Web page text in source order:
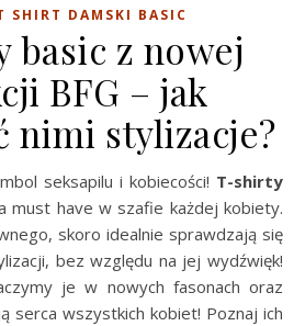
SHIRT DAMSKI BASIC
basic z nowej
BFG – jak
nimi stylizacje?
seksapilu i kobiecości! T-shirty
must have w szafie każdej kobiety.
skoro idealnie sprawdzają się
bez względu na jej wydźwięk!
je w nowych fasonach oraz
serca wszystkich kobiet! Poznaj ich